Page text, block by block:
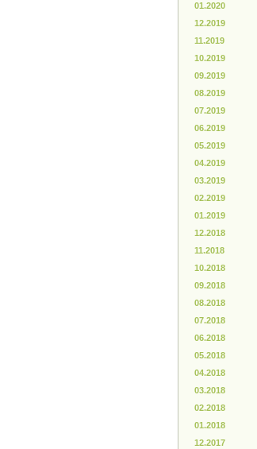
01.2020
12.2019
11.2019
10.2019
09.2019
08.2019
07.2019
06.2019
05.2019
04.2019
03.2019
02.2019
01.2019
12.2018
11.2018
10.2018
09.2018
08.2018
07.2018
06.2018
05.2018
04.2018
03.2018
02.2018
01.2018
12.2017